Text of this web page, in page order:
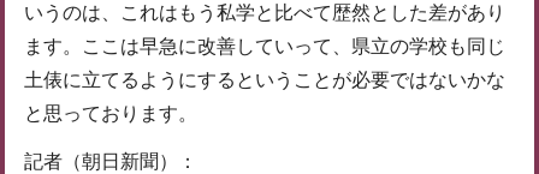
いうのは、これはもう私学と比べて歴然とした差があり
ます。ここは早急に改善していって、県立の学校も同じ
土俵に立てるようにするということが必要ではないかな
と思っております。
記者（朝日新聞）：